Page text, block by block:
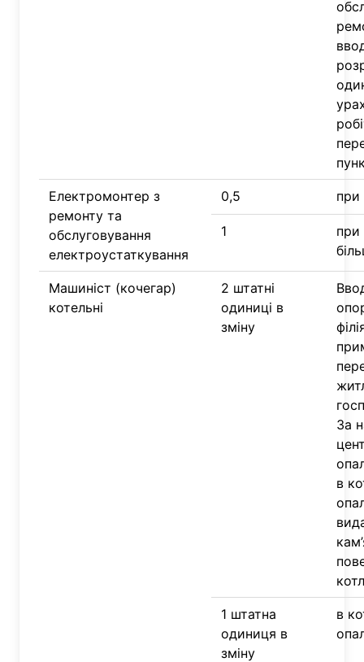
Електромонтер з
ремонту та
обслуговування
електроустаткування
0,5 при
1
при
Машиніст (кочегар)
котельні
2 штатні
одиниці в
зміну
За
в
1 штатна
одиниця в
зміну
в